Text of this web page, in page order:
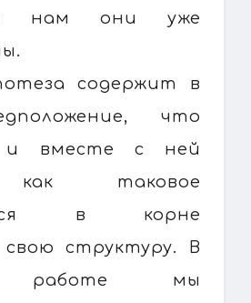
нам они уже
содержит в
что
и вместе с ней
таковое
в корне
структуру. В
работе мы